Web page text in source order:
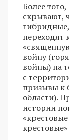
Более
скрывают,
переходят
войну
войны) на
с
призывы к
области).
истории